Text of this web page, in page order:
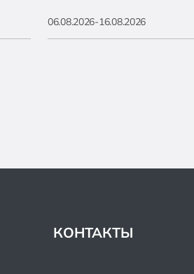
06.08.2026-16.08.2026
КОНТАКТЫ